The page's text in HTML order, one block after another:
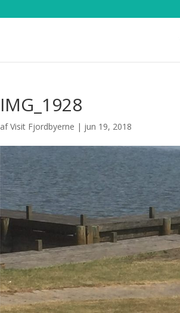
IMG_1928
afVisit Fjordbyerne | jun 19, 2018